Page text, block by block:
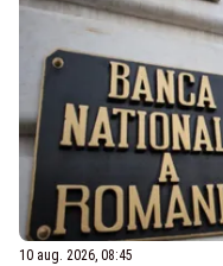
10 aug. 2026, 08:45